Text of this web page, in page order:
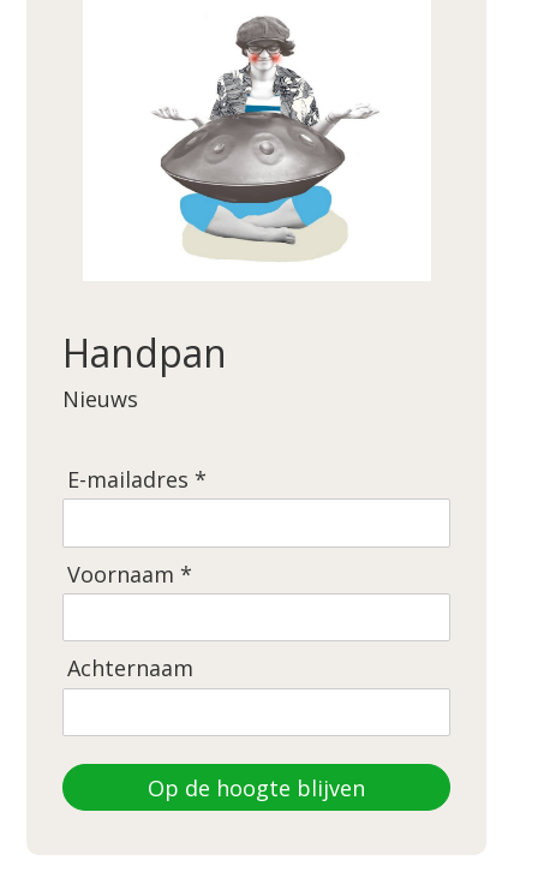
Handpan
Nieuws
E-mailadres *
Voornaam *
Achternaam
Op de hoogte blijven